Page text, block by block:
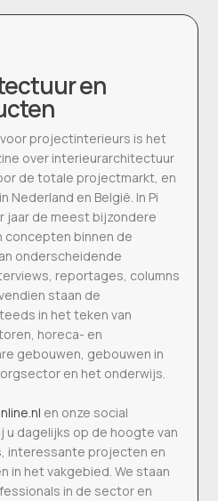
en
voor projectinterieurs is het
over interieurarchitectuur
de totale projectmarkt, en
en België. In Pi
jaar de meest bijzondere
binnen de
onderscheidende
reportages, columns
staan de
in het teken van
horeca- en
gebouwen, gebouwen in
en het onderwijs.
en onze social
u dagelijks op de hoogte van
interessante projecten en
in het vakgebied. We staan
in de sector en